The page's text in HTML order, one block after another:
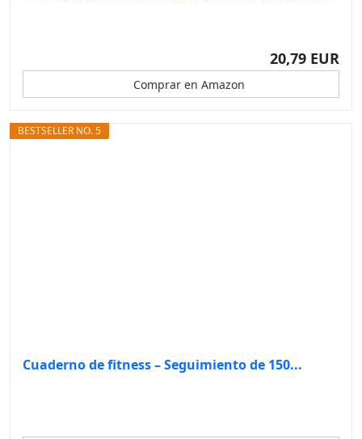
20,79 EUR
Comprar en Amazon
BESTSELLER NO. 5
Cuaderno de fitness – Seguimiento de 150...